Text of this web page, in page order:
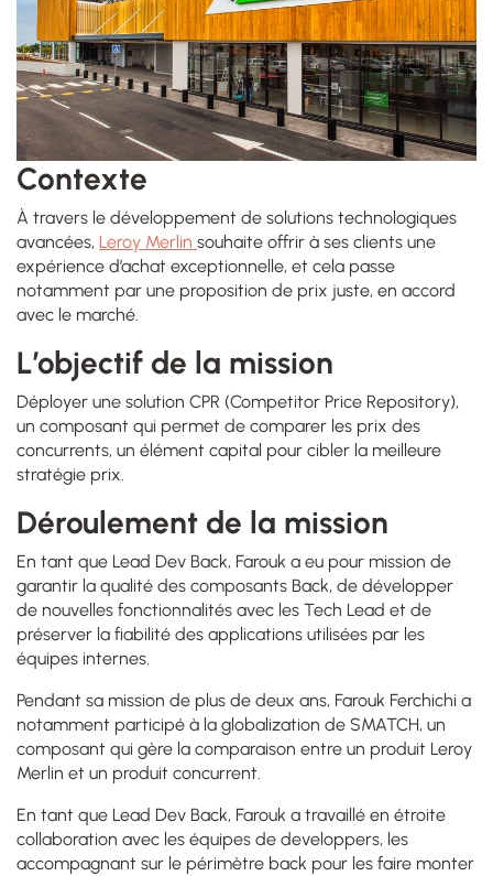
Contexte
À travers le développement de solutions technologiques
avancées, Leroy Merlin souhaite offrir à ses clients une
expérience d’achat exceptionnelle, et cela passe
notamment par une proposition de prix juste, en accord
avec le marché.
L’objectif de la mission
Déployer une solution CPR (Competitor Price Repository),
un composant qui permet de comparer les prix des
concurrents, un élément capital pour cibler la meilleure
stratégie prix.
Déroulement de la mission
En tant que Lead Dev Back, Farouk a eu pour mission de
garantir la qualité des composants Back, de développer
de nouvelles fonctionnalités avec les Tech Lead et de
préserver la fiabilité des applications utilisées par les
équipes internes.
Pendant sa mission de plus de deux ans, Farouk Ferchichi a
notamment participé à la globalization de SMATCH, un
composant qui gère la comparaison entre un produit Leroy
Merlin et un produit concurrent.
En tant que Lead Dev Back, Farouk a travaillé en étroite
collaboration avec les équipes de developpers, les
accompagnant sur le périmètre back pour les faire monter